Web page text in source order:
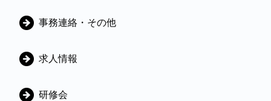
ゴ
ー
事務連絡・その他
求人情報
研修会